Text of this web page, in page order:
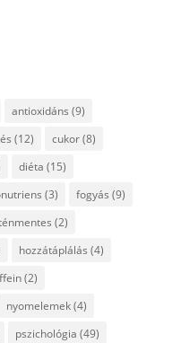
antioxidáns (9)
(12) cukor(8)
diéta (15)
(3) fogyás (9)
(2)
hozzátáplálás (4)
(2)
nyomelemek(4)
pszichológia (49)